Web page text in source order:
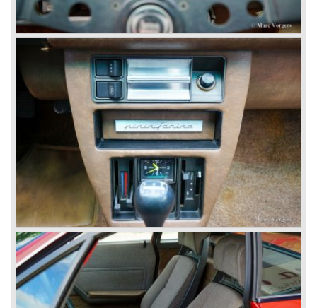
schrijven... Van de Fulvia verscheen ook weer een Zagato
Sport uitvoering.
In 1970 zag de unieke Lancia Stratos het levenslicht, een
creatie van Bertone. Deze zeer fraaie, technisch
geavanceerde bolide werd, net als de Fulvia, succesvol
ingezet bij rally's.
Tussen 1972 en 1984 verschenen de volgende Lancia
modellen onder regie van Fiat:
De Lancia Bèta (Berlina, Coupé, Spider, HPE en
Montecarlo), de Stratos opvolger Lancia Rally 037 en de
Lancia Gamma sedan.
© Marc Vorgers